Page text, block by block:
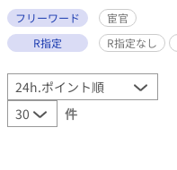
フリーワード
宦官
R指定
R指定なし
件